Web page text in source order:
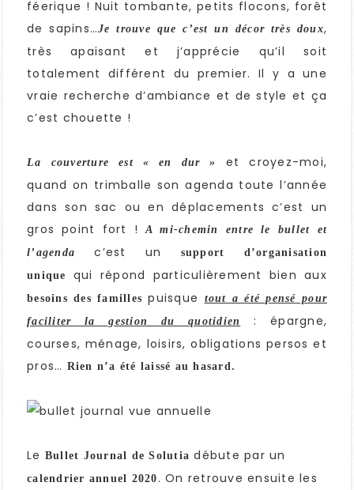
féerique ! Nuit tombante, petits flocons, forêt
de sapins…Je trouve que c’est un décor très doux,
très apaisant et j’apprécie qu’il soit
totalement différent du premier. Il y a une
vraie recherche d’ambiance et de style et ça
c’est chouette !
La couverture est « en dur »
et croyez-moi,
quand on trimballe son agenda toute l’année
dans son sac ou en déplacements c’est un
gros point fort !A mi-chemin entre le bullet et
l’agenda
c’est un
support d’organisation
unique
qui répond particulièrement bien aux
besoins des familles puisque
tout a été pensé pour
faciliter la gestion du quotidien
: épargne,
courses, ménage, loisirs, obligations persos et
pros… Rien n’a été laissé au hasard.
Le Bullet Journal de Solutia débute par un
calendrier annuel 2020 . On retrouve ensuite les